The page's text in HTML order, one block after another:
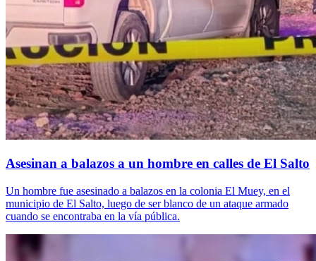
Asesinan a balazos a un hombre en calles de El Salto
Un hombre fue asesinado a balazos en la colonia El Muey, en el
municipio de El Salto, luego de ser blanco de un ataque armado
cuando se encontraba en la vía pública.